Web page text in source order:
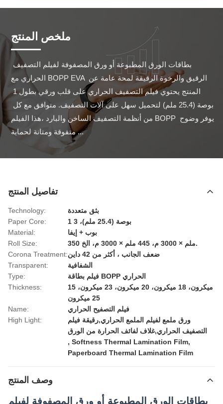
ملخص المنتج
الحراري مع BOPP EVA الرقيق والرخوة الرقيقة لمحة عامة عن
المنتج يحتوي فيلم التصفيف الحراري على قلب ورقي بطول 1
من أنظمة التصفيف الساخن والبارد ،هذا الفيلم BOPP يوفر وضوح
متفوقة ومتانة لحماية ...
تفاصيل المنتج
Technology:
بثق متعددة
Paper Core:
1 بوصة (25.4 ملم)، 3
Material:
بوب + إيفا
Roll Size:
350 ملم × 3000 م، 445 ملم × 3000 م، الخ.
Corona Treatment:
ضعف الجانب ، أكثر من 42 داين
Transparent:
الشفافية
Type:
فيلم بطاقة BOPP الحراري
Thickness:
15 ميكرون، 18 ميكرون، 20 ميكرون، 23 ميكرون،
25 ميكرون
Name:
فيلم التصفيح الحراري
High Light:
ورق ملمع لفيلم الملمع الحراري,رقيقة فيلم
التصفيف الحراري,غلاف لفائف الحرارة من الورق
, Softness Thermal Lamination Film,
Paperboard Thermal Lamination Film
وصف المنتج
بطاقات الورق المطبوعة أو ورق المصفوفة لفيلم